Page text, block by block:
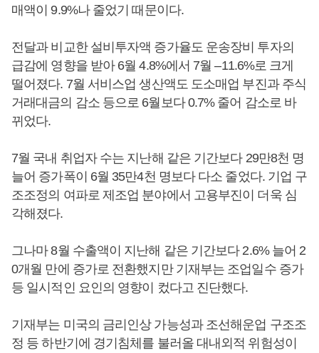
매액이 9.9%나 줄었기 때문이다.
전달과 비교한 설비투자액 증가율도 운송장비 투자의
급감에 영향을 받아 6월 4.8%에서 7월 –11.6%로 크게
떨어졌다. 7월 서비스업 생산액도 도소매업 부진과 주식
거래대금의 감소 등으로 6월보다 0.7% 줄어 감소로 바
뀌었다.
7월 국내 취업자 수는 지난해 같은 기간보다 29만8천 명
늘어 증가폭이 6월 35만4천 명보다 다소 줄었다. 기업 구
조조정의 여파로 제조업 분야에서 고용부진이 더욱 심
각해졌다.
그나마 8월 수출액이 지난해 같은 기간보다 2.6% 늘어 2
0개월 만에 증가로 전환했지만 기재부는 조업일수 증가
등 일시적인 요인의 영향이 컸다고 진단했다.
기재부는 미국의 금리인상 가능성과 조선해운업 구조조
정 등 하반기에 경기침체를 불러올 대내외적 위험성이